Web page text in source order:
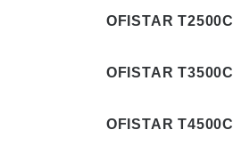
OFISTAR T2500C
OFISTAR T3500C
OFISTAR T4500C